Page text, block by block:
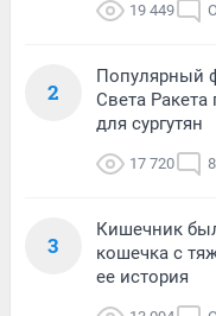
19 449
2
Популярный
Света Ракета
для сургутян
17 720 8
3
Кишечник
кошечка с
ее история